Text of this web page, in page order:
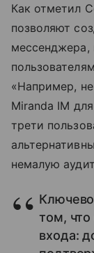
Как отметил
позволяют
мессенджера,
«Например,
Miranda IM
трети
немалую
том, что
входа: